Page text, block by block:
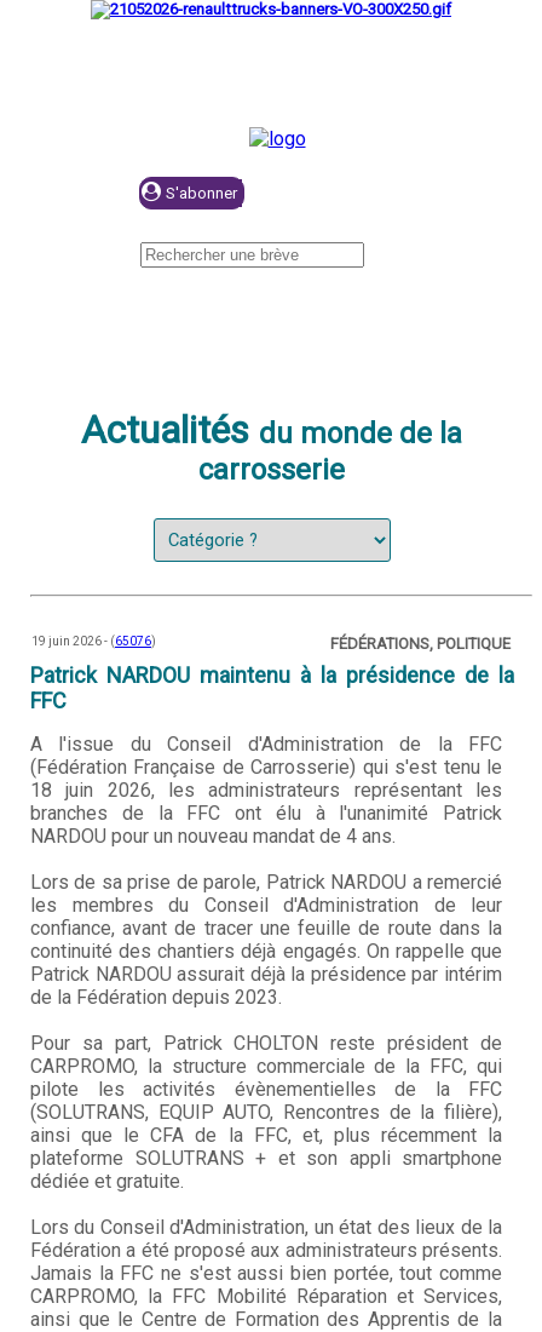
Actualités du monde de la
carrosserie
19 juin 2026 - (65076) FÉDÉRATIONS, POLITIQUE
Patrick NARDOU maintenu à la présidence de la
FFC
A l'issue du Conseil d'Administration de la FFC
(Fédération Française de Carrosserie) qui s'est tenu le
18 juin 2026, les administrateurs représentant les
branches de la FFC ont élu à l'unanimité Patrick
NARDOU pour un nouveau mandat de 4 ans.
Lors de sa prise de parole, Patrick NARDOU a remercié
les membres du Conseil d'Administration de leur
confiance, avant de tracer une feuille de route dans la
continuité des chantiers déjà engagés. On rappelle que
Patrick NARDOU assurait déjà la présidence par intérim
de la Fédération depuis 2023.
Pour sa part, Patrick CHOLTON reste président de
CARPROMO, la structure commerciale de la FFC, qui
pilote les activités évènementielles de la FFC
(SOLUTRANS, EQUIP AUTO, Rencontres de la filière),
ainsi que le CFA de la FFC, et, plus récemment la
plateforme SOLUTRANS + et son appli smartphone
dédiée et gratuite.
Lors du Conseil d'Administration, un état des lieux de la
Fédération a été proposé aux administrateurs présents.
Jamais la FFC ne s'est aussi bien portée, tout comme
CARPROMO, la FFC Mobilité Réparation et Services,
ainsi que le Centre de Formation des Apprentis de la